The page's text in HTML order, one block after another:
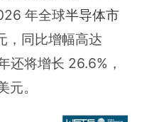
年全球半导体市
，同比增幅高达
还将增长 26.6%，
。